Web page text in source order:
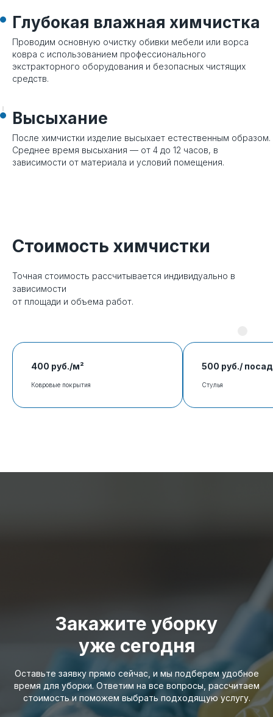
Глубокая влажная химчистка
Проводим основную очистку обивки мебели или ворса
ковра с использованием профессионального
экстракторного оборудования и безопасных чистящих
средств.
Высыхание
После химчистки изделие высыхает естественным образом.
Среднее время высыхания — от 4 до 12 часов, в
зависимости от материала и условий помещения.
Стоимость химчистки
Точная стоимость рассчитывается индивидуально в
зависимости
от площади и объема работ.
400 руб./м²
Ковровые покрытия
500 руб./
Стулья
Закажите уборку
уже сегодня
Оставьте заявку прямо сейчас, и мы подберем удобное
время для уборки. Ответим на все вопросы, рассчитаем
стоимость и поможем выбрать подходящую услугу.